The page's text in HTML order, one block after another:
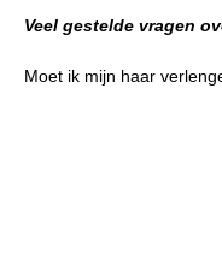
Veel gestelde vragen
Moet ik mijn haar